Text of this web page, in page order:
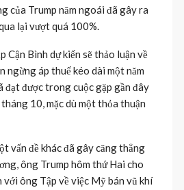
của Trump năm ngoái đã gây ra
lại vượt quá 100%.
Cận Bình dự kiến ​​sẽ thảo luận về
ngừng áp thuế kéo dài một năm
đạt được trong cuộc gặp gần đây
10, mặc dù một thỏa thuận
vấn đề khác đã gây căng thẳng
ông Trump hôm thứ Hai cho
với ông Tập về việc Mỹ bán vũ khí